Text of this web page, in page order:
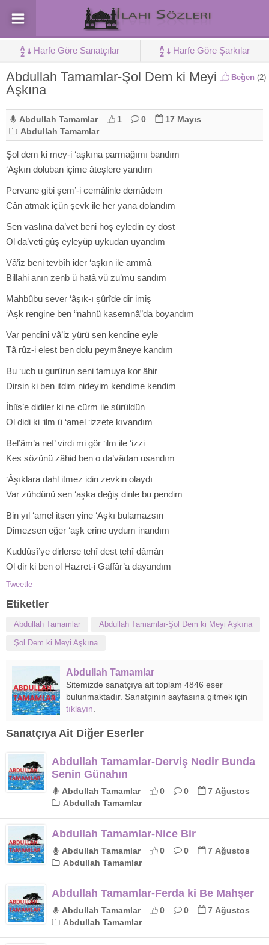
Harfe Göre Sanatçılar Harfe Göre Şarkılar
Abdullah Tamamlar-Şol Dem ki Meyi
Aşkına
Beğen (2)
Abdullah Tamamlar 1 0
17 Mayıs
Abdullah Tamamlar
Şol dem ki mey-i ‘aşkına parmağımı bandım
‘Aşkın doluban içime âteşlere yandım
Pervane gibi şem’-i cemâlinle demâdem
Cân atmak içün şevk ile her yana dolandım
Sen vaslına da’vet beni hoş eyledin ey dost
Ol da’veti gûş eyleyüp uykudan uyandım
Vâ’iz beni tevbîh ider ‘aşkın ile ammâ
Billahi anın zenb ü hatâ vü zu’mu sandım
Mahbûbu sever ‘âşık-ı şûrîde dir imiş
‘Aşk rengine ben “nahnü kasemnâ”da boyandım
Var pendini vâ’iz yürü sen kendine eyle
Tâ rûz-i elest ben dolu peymâneye kandım
Bu ‘ucb u gurûrun seni tamuya kor âhir
Dirsin ki ben itdim nideyim kendime kendim
İblîs’e didiler ki ne cürm ile sürüldün
Ol didi ki ‘ilm ü ‘amel ‘izzete kıvandım
Bel’âm’a nef’ virdi mi gör ‘ilm ile ‘izzi
Kes sözünü zâhid ben o da’vâdan usandım
‘Âşıklara dahl itmez idin zevkin olaydı
Var zühdünü sen ‘aşka değiş dinle bu pendim
Bin yıl ‘amel itsen yine ‘Aşkı bulamazsın
Dimezsen eğer ‘aşk erine uydum inandım
Kuddûsî’ye dirlerse tehî dest tehî dâmân
Ol dir ki ben ol Hazret-i Gaffâr’a dayandım
Tweetle
Etiketler
Abdullah Tamamlar Abdullah Tamamlar-Şol Dem ki Meyi Aşkına
Şol Dem ki Meyi Aşkına
Abdullah Tamamlar
Sitemizde sanatçıya ait toplam 4846 eser
bulunmaktadır. Sanatçının sayfasına gitmek için
tıklayın
Sanatçıya Ait Diğer Eserler
Abdullah Tamamlar-Derviş Nedir Bunda
Senin Günahın
Abdullah Tamamlar 0 0
7 Ağustos
Abdullah Tamamlar
Abdullah Tamamlar-Nice Bir
Abdullah Tamamlar 0 0
7 Ağustos
Abdullah Tamamlar
Abdullah Tamamlar-Ferda ki Be Mahşer
Abdullah Tamamlar 0 0
7 Ağustos
Abdullah Tamamlar